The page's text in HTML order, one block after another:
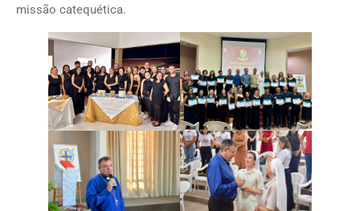
missão catequética.